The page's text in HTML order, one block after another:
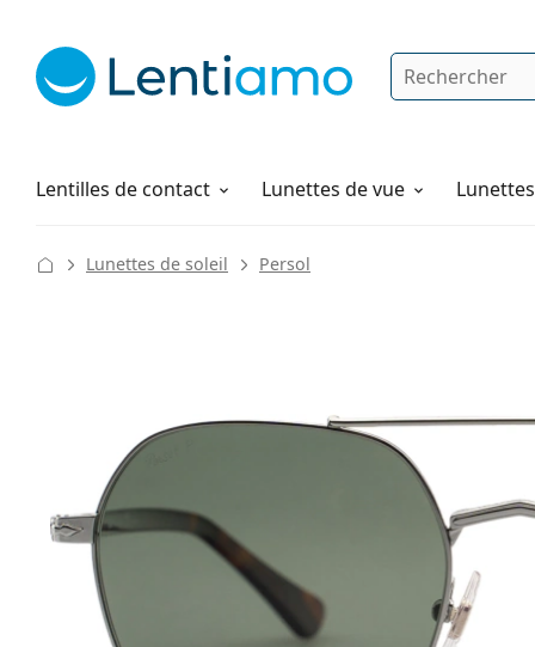
Rechercher
Lentilles de contact
Produits d'entretien Lunettes de vue
Comment commander
Lunettes de soleil Persol
134 mm
Largeur
Largeur
des verres